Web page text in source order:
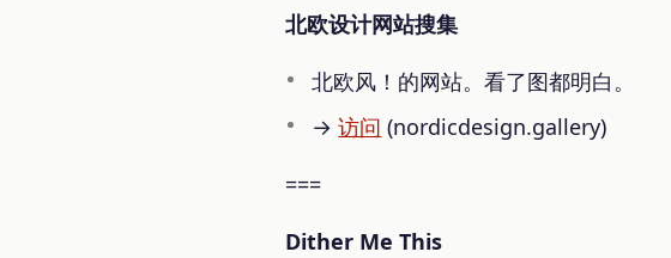
北欧设计网站搜集
北欧风！的网站。看了图都明白。
→访问 (nordicdesign.gallery)
===
Dither Me This